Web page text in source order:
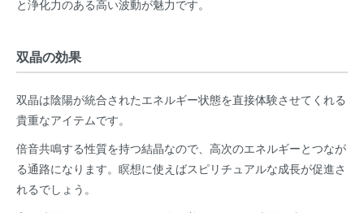
と浄化力のある高い波動が魅力です。
双晶の効果
双晶は陰陽が統合されたエネルギー状態を直接体験させてくれる
貴重なアイテムです。
倍音共鳴する性質を持つ結晶なので、高次のエネルギーとつなが
る通路になります。瞑想に使えばスピリチュアルな成長が促進さ
れるでしょう。